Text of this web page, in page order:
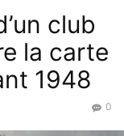
club
la carte
1948
0